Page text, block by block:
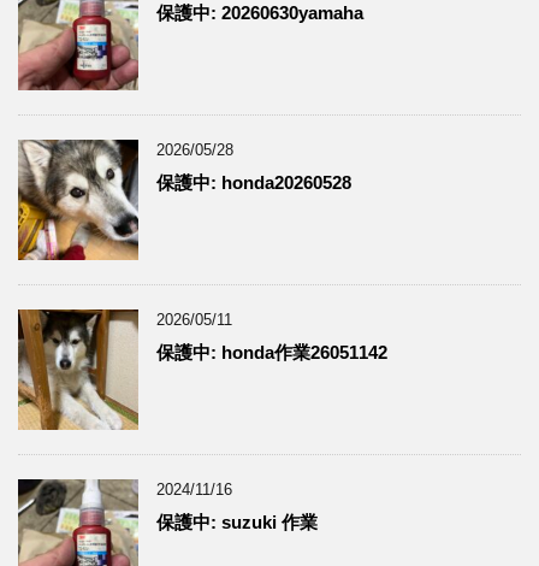
保護中: 20260630yamaha
2026/05/28
保護中: honda20260528
2026/05/11
保護中: honda作業26051142
2024/11/16
保護中: suzuki 作業